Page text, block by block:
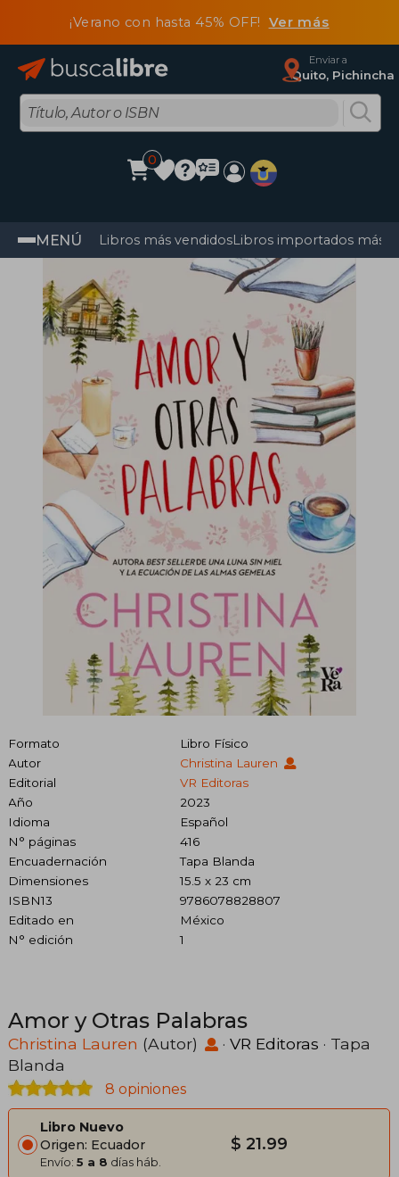
¡Verano con hasta 45% OFF! Ver más
Enviar a
Quito, Pichincha
0
MENÚ Libros más vendidosLibros importados más
Formato
Libro Físico
Autor
Christina Lauren
Editorial
VR Editoras
Año
2023
Idioma
Español
N° páginas
416
Encuadernación
Tapa Blanda
Dimensiones
15.5 x 23 cm
ISBN13
9786078828807
Editado en
México
N° edición
1
Amor y Otras Palabras
Christina Lauren (Autor) · VR Editoras · Tapa
Blanda
8 opiniones
Libro Nuevo
Origen: Ecuador
Envío: 5 a 8 días háb.
$ 21.99